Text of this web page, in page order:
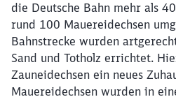
die Deutsche Bahn mehr als
rund 100 Mauereidechsen
Bahnstrecke wurden
Sand und Totholz errichtet.
Zauneidechsen ein neues
Mauereidechsen wurden in